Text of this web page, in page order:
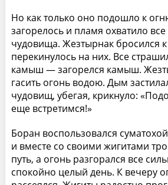
Но как только оно подошло к
загорелось и пламя охватило
чудовища. Жезтырнак бросился
перекинулось на них. Все
камыш — загорелся камыш.
гасить огонь водою. Дым
чудовищ, убегая, крикнуло:
еще встретимся!»
Боран воспользовался
и вместе со своими жигитами
путь, а огонь разгорался все
спокойно целый день. К вечеру